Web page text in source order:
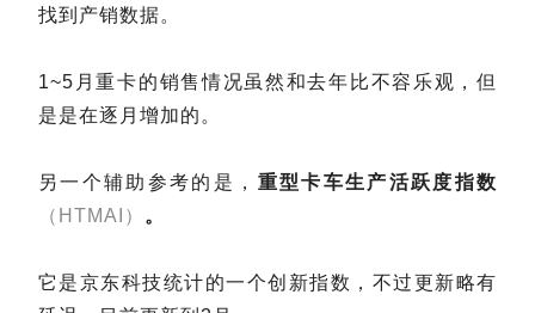
找到产销数据。
1~5月重卡的销售情况虽然和去年比不容乐观，但
是是在逐月增加的。
另一个辅助参考的是， 重型卡车生产活跃度指数
（HTMAI） 。
它是京东科技统计的一个创新指数，不过更新略有